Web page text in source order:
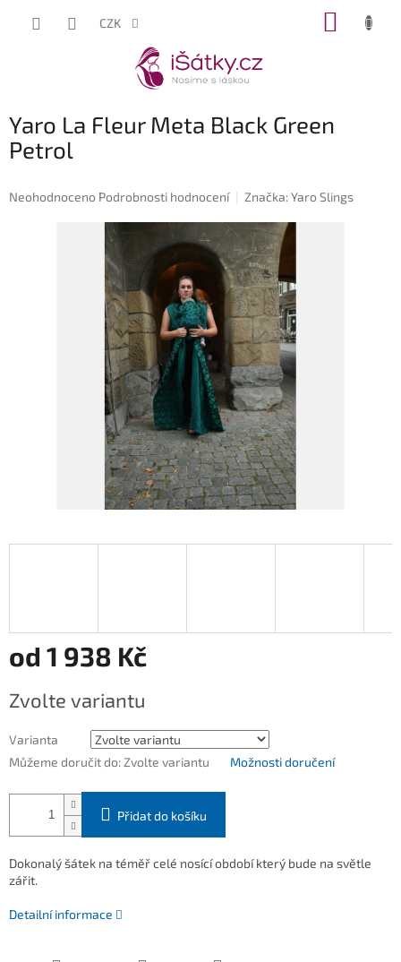
CZK
Yaro La Fleur Meta Black Green
Petrol
Průměrné
Neohodnoceno Podrobnosti hodnocení Značka:Yaro Slings
od 1 938 Kč
cena:
Zvolte variantu
Varianta
Můžeme doručit do: Zvolte variantu Možnosti doručení
Přidat do košíku
Dokonalý šátek na téměř celé nosící období který bude na světle
zářit.
Detailní informace